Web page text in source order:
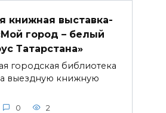
книжная выставка-
город – белый
Татарстана»
городская библиотека
выездную книжную
0 2